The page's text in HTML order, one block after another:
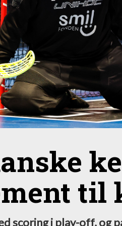
til
scoring i play-off, og